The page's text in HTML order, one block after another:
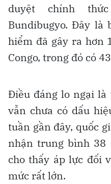
duyệt chính
Bundibugyo. Đây là
hiểm đã gây ra hơn
Congo, trong đó có
Điều đáng lo ngại là
vẫn chưa có dấu
tuần gần đây, quốc
nhận trung bình 38
cho thấy áp lực đối
mức rất lớn.